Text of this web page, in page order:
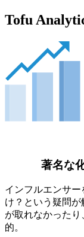
Tofu
著名な
インフルエンサー
け？という疑問
が取れなかった
的。